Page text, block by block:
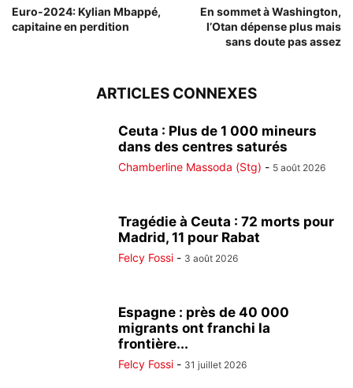
Euro-2024: Kylian Mbappé,
capitaine en perdition
En sommet à Washington,
l’Otan dépense plus mais
sans doute pas assez
ARTICLES CONNEXES
Ceuta : Plus de 1 000 mineurs
dans des centres saturés
Chamberline Massoda (Stg) - 5 août 2026
Tragédie à Ceuta : 72 morts pour
Madrid, 11 pour Rabat
Felcy Fossi - 3 août 2026
Espagne : près de 40 000
migrants ont franchi la
frontière...
Felcy Fossi - 31 juillet 2026